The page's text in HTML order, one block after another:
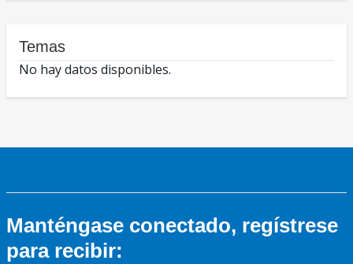
Temas
No hay datos disponibles.
Manténgase conectado, regístrese
para recibir: